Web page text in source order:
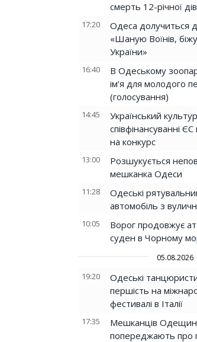
смерть 12-річної
17:20
Одеса долучиться
«Шаную Воїнів,
України»
16:40
В Одеському
ім’я для молодого
(голосування)
14:45
Український
співфінансуванні
на конкурс
13:00
Розшукується
мешканка Одеси
11:28
Одеські
автомобіль з
10:05
Ворог продовжує
суден в Чорному
05.08.2026
19:20
Одеські
першість на
фестивалі в Італії
17:35
Мешканців
попереджають про